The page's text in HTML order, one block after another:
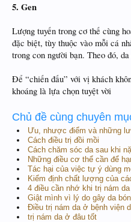
5. Gen
Lượng tuyến trong cơ thế cùng
đặc biệt, tùy thuộc vào mỗi cá
trong con người bạn. Theo đó,
Để “chiến đấu” với vị khách
khoáng là lựa chọn tuyệt vời
Chủ đề cùng chuyên
Ưu, nhược điểm và những
Cách điều trị đồi mồi
Cách chăm sóc da sau khi
Những điều cơ thể cần để
Tác hại của việc tự ý dùng
Kiểm định chất lượng của
4 điều cần nhớ khi trị nám
Giật mình vì lý do gây da
Điều trị nám da ở bệnh viện
trị nám da ở đâu tốt